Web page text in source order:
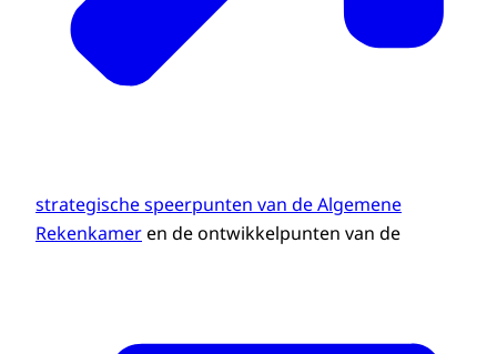
strategische speerpunten van de Algemene
Rekenkameren de ontwikkelpunten van de